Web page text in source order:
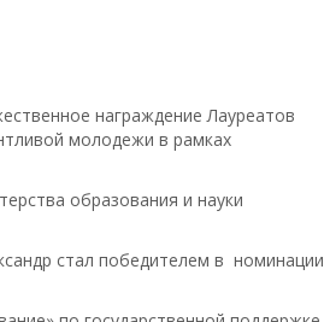
награждение Лауреатов
молодежи в рамках
образования и науки
стал победителем в номинации